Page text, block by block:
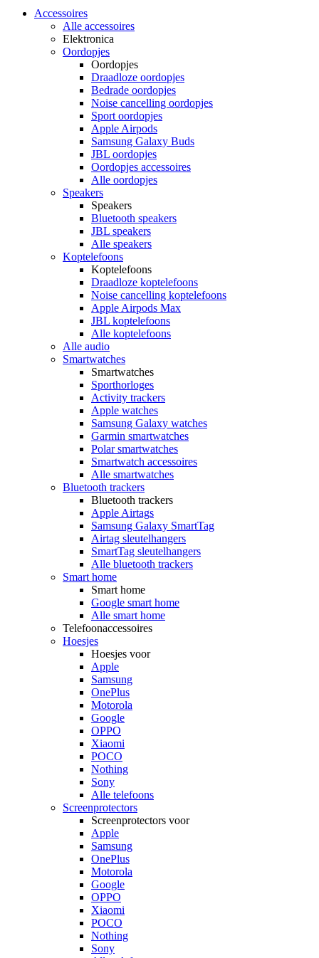
Accessoires
Alle accessoires
Elektronica
Oordopjes
Oordopjes
Draadloze oordopjes
Bedrade oordopjes
Noise cancelling oordopjes
Sport oordopjes
Apple Airpods
Samsung Galaxy Buds
JBL oordopjes
Oordopjes accessoires
Alle oordopjes
Speakers
Speakers
Bluetooth speakers
JBL speakers
Alle speakers
Koptelefoons
Koptelefoons
Draadloze koptelefoons
Noise cancelling koptelefoons
Apple Airpods Max
JBL koptelefoons
Alle koptelefoons
Alle audio
Smartwatches
Smartwatches
Sporthorloges
Activity trackers
Apple watches
Samsung Galaxy watches
Garmin smartwatches
Polar smartwatches
Smartwatch accessoires
Alle smartwatches
Bluetooth trackers
Bluetooth trackers
Apple Airtags
Samsung Galaxy SmartTag
Airtag sleutelhangers
SmartTag sleutelhangers
Alle bluetooth trackers
Smart home
Smart home
Google smart home
Alle smart home
Telefoonaccessoires
Hoesjes
Hoesjes voor
Apple
Samsung
OnePlus
Motorola
Google
OPPO
Xiaomi
POCO
Nothing
Sony
Alle telefoons
Screenprotectors
Screenprotectors voor
Apple
Samsung
OnePlus
Motorola
Google
OPPO
Xiaomi
POCO
Nothing
Sony